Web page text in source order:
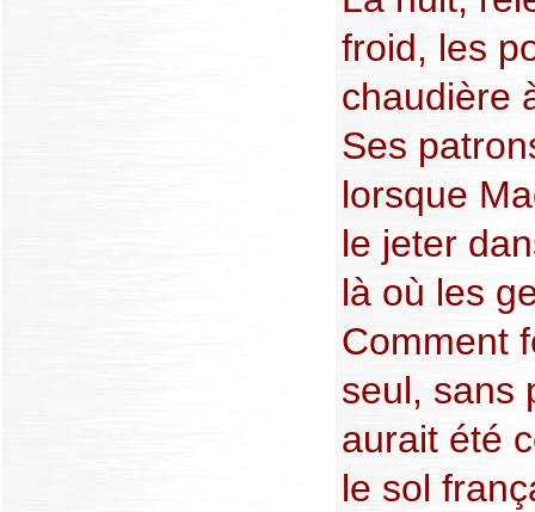
froid, les
chaudière
Ses
lorsque
le jeter
là où les
Comment
seul, sans
aurait été
le sol